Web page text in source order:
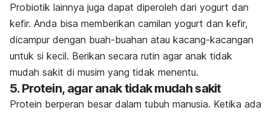
Probiotik lainnya juga dapat diperoleh dari yogurt dan
kefir. Anda bisa memberikan camilan yogurt dan kefir,
dicampur dengan buah-buahan atau kacang-kacangan
untuk si kecil. Berikan secara rutin agar anak tidak
mudah sakit di musim yang tidak menentu.
5. Protein, agar anak tidak mudah sakit
Protein berperan besar dalam tubuh manusia. Ketika ada